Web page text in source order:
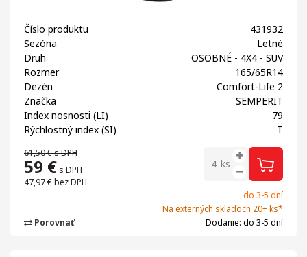
Číslo produktu
431932
Sezóna
Letné
Druh
OSOBNÉ - 4X4 - SUV
Rozmer
165/65R14
Dezén
Comfort-Life 2
Značka
SEMPERIT
Index nosnosti (LI)
79
Rýchlostný index (SI)
T
61,50 €s DPH
59 € s DPH
47,97 € bez DPH
ks
do 3-5 dní
Na externých skladoch 20+ ks*
Dodanie: do 3-5 dní
Porovnať